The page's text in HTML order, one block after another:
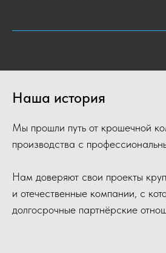
Наша история
Мы прошли путь от крошечной
производства с
Нам доверяют свои проекты
и отечественные компании, с
долгосрочные партнёрские